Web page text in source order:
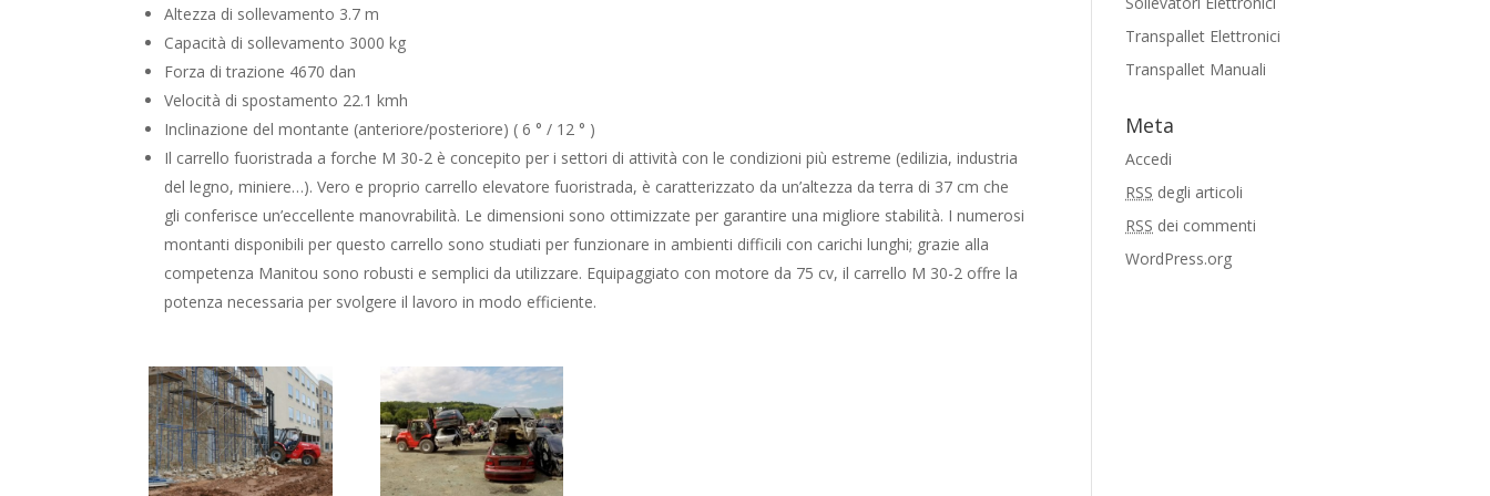
Altezza di sollevamento 3.7 m
Capacità di sollevamento 3000 kg
Forza di trazione 4670 dan
Velocità di spostamento 22.1 kmh
Inclinazione del montante (anteriore/posteriore) ( 6 ° / 12 ° )
Il carrello fuoristrada a forche M 30-2 è concepito per i settori di attività con le condizioni più estreme (edilizia, industria
del legno, miniere…). Vero e proprio carrello elevatore fuoristrada, è caratterizzato da un’altezza da terra di 37 cm che
gli conferisce un’eccellente manovrabilità. Le dimensioni sono ottimizzate per garantire una migliore stabilità. I numerosi
montanti disponibili per questo carrello sono studiati per funzionare in ambienti difficili con carichi lunghi; grazie alla
competenza Manitou sono robusti e semplici da utilizzare. Equipaggiato con motore da 75 cv, il carrello M 30-2 offre la
potenza necessaria per svolgere il lavoro in modo efficiente.
Transpallet Elettronici
Transpallet Manuali
Meta
Accedi
RSS degli articoli
RSS dei commenti
WordPress.org